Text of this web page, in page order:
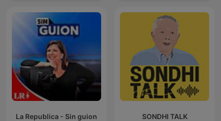
La Republica - Sin guion SONDHI TALK